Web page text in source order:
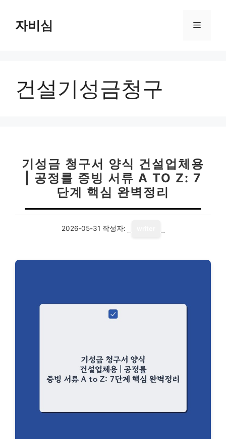
자비심 메
건설기성금청구
기성금 청구서 양식 건설업체용
| 공정률 증빙 서류 A TO Z: 7
단계 핵심 완벽정리
2026-05-31 작성자: